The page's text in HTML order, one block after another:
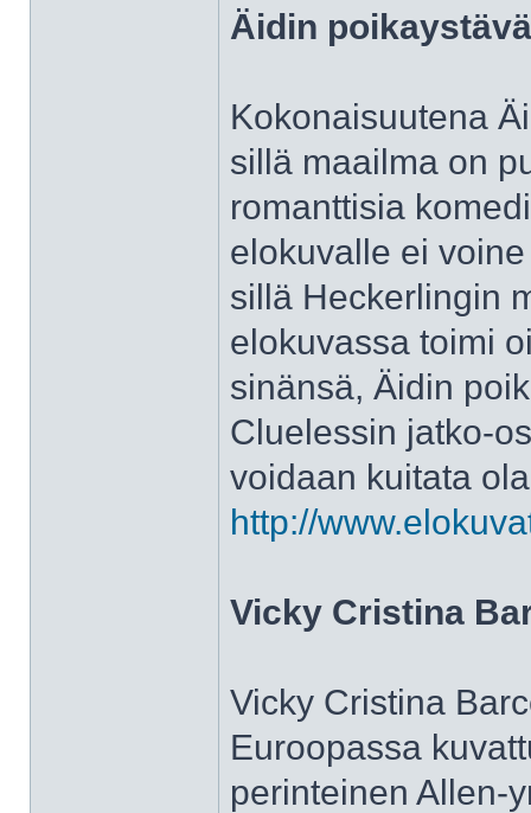
Äidin
Kokonaisuutena
sillä maailma on
romanttisia
elokuvalle ei
sillä Heckerlingin
elokuvassa toimi
sinänsä, Äidin
Cluelessin jatko-
voidaan kuitata
http://
Vicky Cristina
Vicky Cristina
Euroopassa
perinteinen Allen-